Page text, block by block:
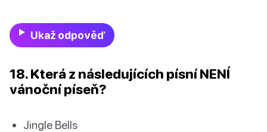
Ukaž odpověď
18. Která z následujících písní NENÍ
vánoční píseň?
Jingle Bells